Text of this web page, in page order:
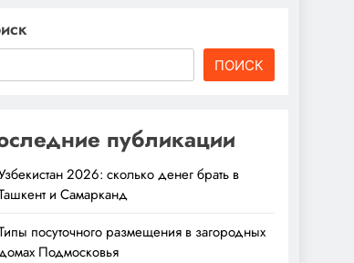
ПОИСК
публикации
2026: сколько денег брать в
и Самарканд
посуточного размещения в загородных
Подмосковья